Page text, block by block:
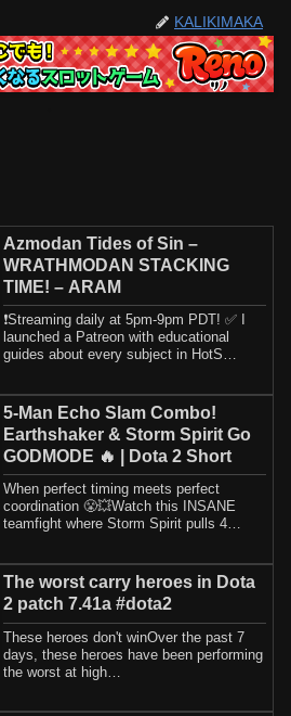
KALIKIMAKA
Azmodan Tides of Sin –
WRATHMODAN STACKING
TIME! – ARAM
❗️Streaming daily at 5pm-9pm PDT! ✅ I
launched a Patreon with educational
guides about every subject in HotS
5-Man Echo Slam Combo!
Earthshaker & Storm Spirit Go
GODMODE 🔥 | Dota 2 Short
When perfect timing meets perfect
coordination 😤💥Watch this INSANE
teamfight where Storm Spirit pulls 4
The worst carry heroes in Dota
2 patch 7.41a #dota2
These heroes don't winOver the past 7
days, these heroes have been performing
the worst at high